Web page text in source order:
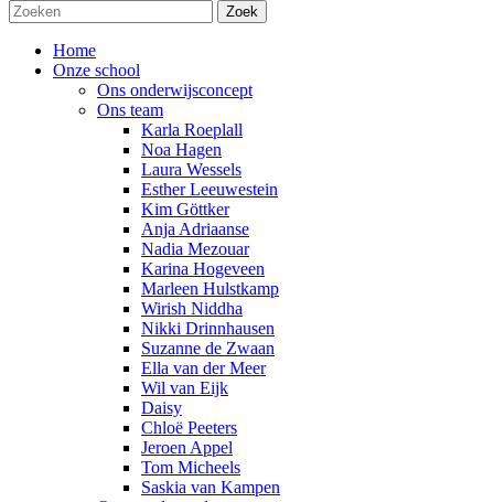
Zoek
Home
Onze school
Ons onderwijsconcept
Ons team
Karla Roeplall
Noa Hagen
Laura Wessels
Esther Leeuwestein
Kim Göttker
Anja Adriaanse
Nadia Mezouar
Karina Hogeveen
Marleen Hulstkamp
Wirish Niddha
Nikki Drinnhausen
Suzanne de Zwaan
Ella van der Meer
Wil van Eijk
Daisy
Chloë Peeters
Jeroen Appel
Tom Micheels
Saskia van Kampen